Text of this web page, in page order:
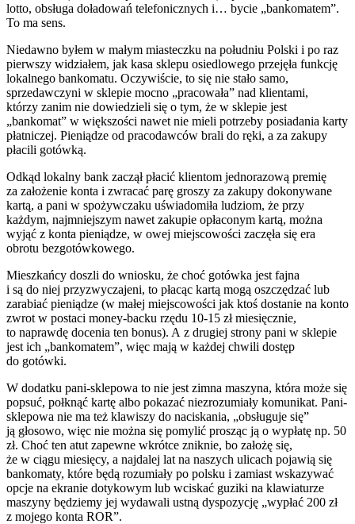
lotto, obsługa doładowań telefonicznych i… bycie „bankomatem”.
To ma sens.
Niedawno byłem w małym miasteczku na południu Polski i po raz
pierwszy widziałem, jak kasa sklepu osiedlowego przejęła funkcję
lokalnego bankomatu. Oczywiście, to się nie stało samo,
sprzedawczyni w sklepie mocno „pracowała” nad klientami,
którzy zanim nie dowiedzieli się o tym, że w sklepie jest
„bankomat” w większości nawet nie mieli potrzeby posiadania karty
płatniczej. Pieniądze od pracodawców brali do ręki, a za zakupy
płacili gotówką.
Odkąd lokalny bank zaczął płacić klientom jednorazową premię
za założenie konta i zwracać parę groszy za zakupy dokonywane
kartą, a pani w spożywczaku uświadomiła ludziom, że przy
każdym, najmniejszym nawet zakupie opłaconym kartą, można
wyjąć z konta pieniądze, w owej miejscowości zaczęła się era
obrotu bezgotówkowego.
Mieszkańcy doszli do wniosku, że choć gotówka jest fajna
i są do niej przyzwyczajeni, to płacąc kartą mogą oszczędzać lub
zarabiać pieniądze (w małej miejscowości jak ktoś dostanie na konto
zwrot w postaci money-backu rzędu 10-15 zł miesięcznie,
to naprawdę docenia ten bonus). A z drugiej strony pani w sklepie
jest ich „bankomatem”, więc mają w każdej chwili dostęp
do gotówki.
W dodatku pani-sklepowa to nie jest zimna maszyna, która może się
popsuć, połknąć kartę albo pokazać niezrozumiały komunikat. Pani-
sklepowa nie ma też klawiszy do naciskania, „obsługuje się”
ją głosowo, więc nie można się pomylić prosząc ją o wypłatę np. 50
zł. Choć ten atut zapewne wkrótce zniknie, bo założę się,
że w ciągu miesięcy, a najdalej lat na naszych ulicach pojawią się
bankomaty, które będą rozumiały po polsku i zamiast wskazywać
opcje na ekranie dotykowym lub wciskać guziki na klawiaturze
maszyny będziemy jej wydawali ustną dyspozycję „wypłać 200 zł
z mojego konta ROR”.